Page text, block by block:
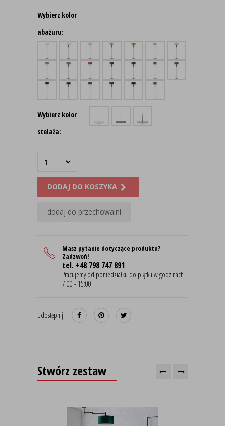
Wybierz kolor
abażuru:
Wybierz kolor
stelaża:
DODAJ DO KOSZYKA
dodaj do przechowalni
Masz pytanie dotyczące produktu?
Zadzwoń!
tel. +48 798 747 891
Pracujemy od poniedziałku do piątku w godzinach
7:00 - 15:00
Udostępnij:
Stwórz zestaw